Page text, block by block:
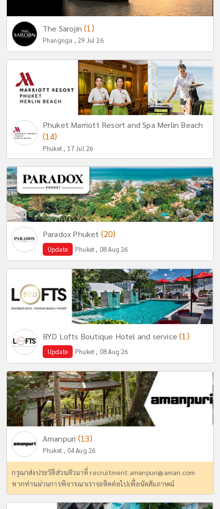
The Sarojin(1)
Phangnga , 29 Jul 26
Phuket Marriott Resort and Spa Merlin Beach
(14)
Phuket , 17 Jul 26
Paradox Phuket (20)
Update Phuket , 08 Aug 26
BYD Lofts Boutique Hotel and service(1)
Update Phuket , 08 Aug 26
Amanpuri (13)
Phuket , 04 Aug 26
กรุณาส่งประวัติส่วนตัวมาที่recruitment.amanpuri@aman.com
หากท่านผ่านการพิจารณาเราจะติดต่อไปเพื่อนัดสัมภาษณ์